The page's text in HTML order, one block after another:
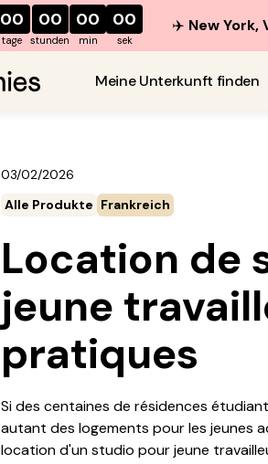
00
tage
00
stunden
00
min
00
sek
✈️ New York,
Meine Unterkunft finden
03/02/2026
Alle Produkte Frankreich
Location de
jeune
pratiques
Si des centaines de résidences
autant des logements pour les jeunes
location d'un studio pour jeune